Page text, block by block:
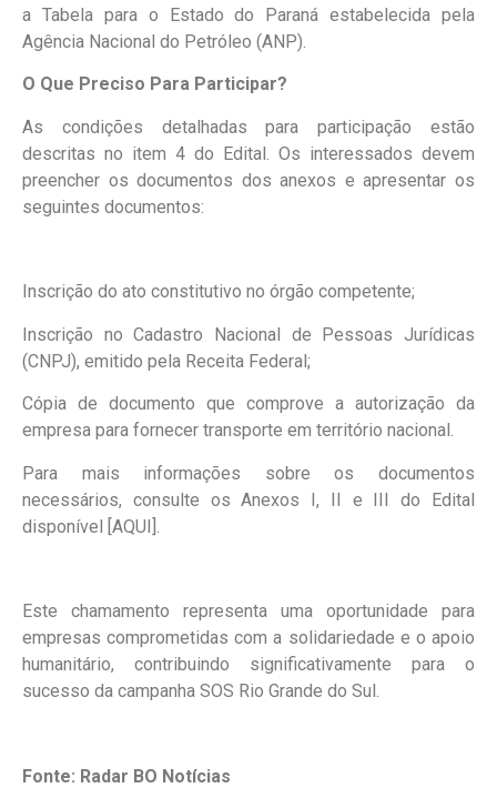
a Tabela para o Estado do Paraná estabelecida pela
Agência Nacional do Petróleo (ANP).
O Que Preciso Para Participar?
As condições detalhadas para participação estão
descritas no item 4 do Edital. Os interessados devem
preencher os documentos dos anexos e apresentar os
seguintes documentos:
Inscrição do ato constitutivo no órgão competente;
Inscrição no Cadastro Nacional de Pessoas Jurídicas
(CNPJ), emitido pela Receita Federal;
Cópia de documento que comprove a autorização da
empresa para fornecer transporte em território nacional.
Para mais informações sobre os documentos
necessários, consulte os Anexos I, II e III do Edital
disponível [AQUI].
Este chamamento representa uma oportunidade para
empresas comprometidas com a solidariedade e o apoio
humanitário, contribuindo significativamente para o
sucesso da campanha SOS Rio Grande do Sul.
Fonte: Radar BO Notícias